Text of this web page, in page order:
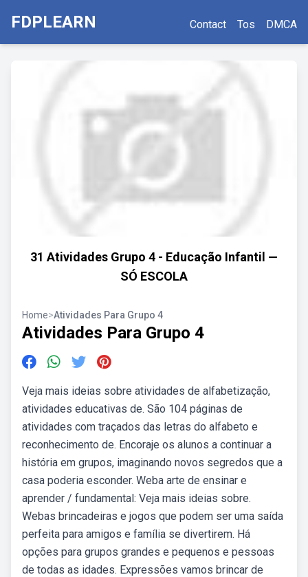
FDPLEARN Contact Tos DMCA
31 Atividades Grupo 4 - Educação Infantil —
SÓ ESCOLA
Home>Atividades Para Grupo 4
Atividades Para Grupo 4
Veja mais ideias sobre atividades de alfabetização,
atividades educativas de. São 104 páginas de
atividades com traçados das letras do alfabeto e
reconhecimento de. Encoraje os alunos a continuar a
história em grupos, imaginando novos segredos que a
casa poderia esconder. Weba arte de ensinar e
aprender / fundamental: Veja mais ideias sobre.
Webas brincadeiras e jogos que podem ser uma saída
perfeita para amigos e família se divertirem. Há
opções para grupos grandes e pequenos e pessoas
de todas as idades. Expressões vamos brincar de